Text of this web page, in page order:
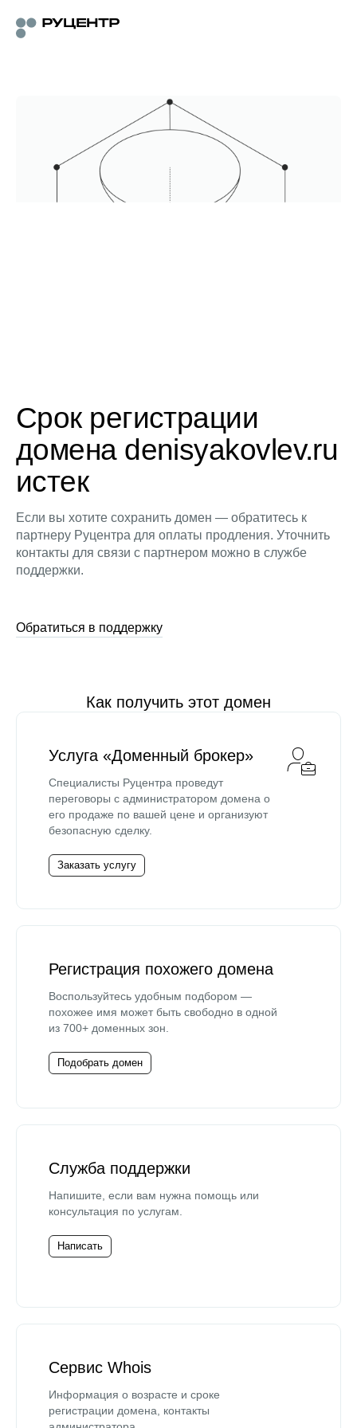
Срок регистрации
домена denisyakovlev.ru
истек
Если вы хотите сохранить домен — обратитесь к
партнеру Руцентра для оплаты продления. Уточнить
контакты для связи с партнером можно в службе
поддержки.
Обратиться в поддержку
Как получить этот домен
Услуга «Доменный брокер»
Специалисты Руцентра проведут
переговоры с администратором домена о
его продаже по вашей цене и организуют
безопасную сделку.
Заказать услугу
Регистрация похожего домена
Воспользуйтесь удобным подбором —
похожее имя может быть свободно в одной
из 700+ доменных зон.
Подобрать домен
Служба поддержки
Напишите, если вам нужна помощь или
консультация по услугам.
Написать
Сервис Whois
Информация о возрасте и сроке
регистрации домена, контакты